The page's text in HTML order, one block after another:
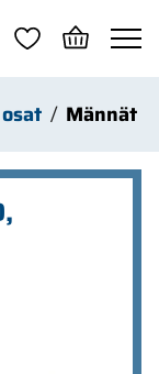
Männät